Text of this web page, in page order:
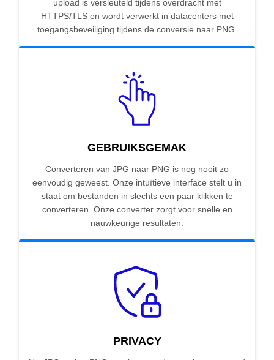
upload is versleuteld tijdens overdracht met
HTTPS/TLS en wordt verwerkt in datacenters met
toegangsbeveiliging tijdens de conversie naar PNG.
GEBRUIKSGEMAK
Converteren van JPG naar PNG is nog nooit zo
eenvoudig geweest. Onze intuïtieve interface stelt u in
staat om bestanden in slechts een paar klikken te
converteren. Onze converter zorgt voor snelle en
nauwkeurige resultaten.
PRIVACY